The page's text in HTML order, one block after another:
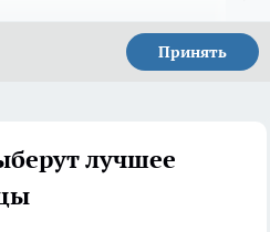
Принять
лучшее